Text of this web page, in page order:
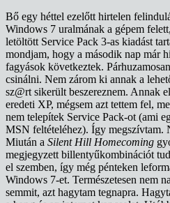
Bő egy héttel ezelőtt hirtelen
Windows 7 uralmának a gépem
letöltött Service Pack 3-as kiadást
mondjam, hogy a második nap már
fagyások következtek.
csinálni. Nem zárom ki annak a
sz@rt sikerült beszereznem. Annak
eredeti XP, mégsem azt tettem fel,
nem telepítek Service Pack-ot (ami
MSN feltételéhez). Így megszívtam.
Miután a Silent Hill Homecoming
megjegyzett billentyűkombinációt
el szemben, így még pénteken
Windows 7-et. Természetesen nem
semmit, azt hagytam tegnapra.